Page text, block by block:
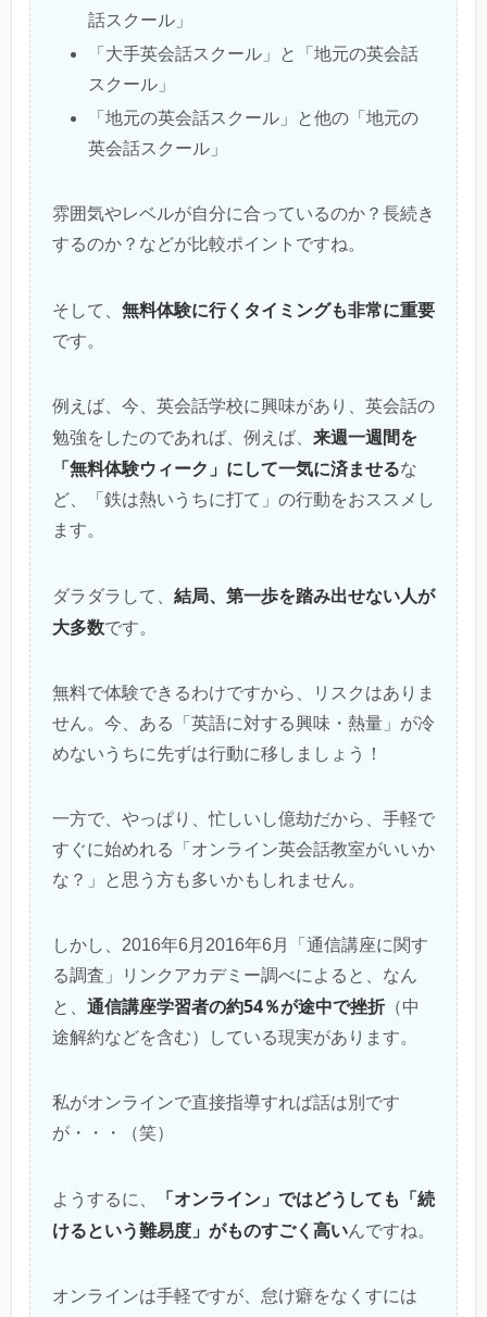
話スクール」
「大手英会話スクール」と「地元の英会話
スクール」
「地元の英会話スクール」と他の「地元の
英会話スクール」
雰囲気やレベルが自分に合っているのか？長続き
するのか？などが比較ポイントですね。
そして、 無料体験に行くタイミングも非常に重要
です。
例えば、今、英会話学校に興味があり、英会話の
勉強をしたのであれば、例えば、 来週一週間を
「無料体験ウィーク」にして一気に済ませるな
ど、「鉄は熱いうちに打て」の行動をおススメし
ます。
ダラダラして、 結局、第一歩を踏み出せない人が
大多数です。
無料で体験できるわけですから、リスクはありま
せん。今、ある「英語に対する興味・熱量」が冷
めないうちに先ずは行動に移しましょう！
一方で、やっぱり、忙しいし億劫だから、手軽で
すぐに始めれる「オンライン英会話教室がいいか
な？」と思う方も多いかもしれません。
しかし、2016年6月2016年6月「通信講座に関す
る調査」リンクアカデミー調べによると、なん
と、 通信講座学習者の約54％が途中で挫折 （中
途解約などを含む）している現実があります。
私がオンラインで直接指導すれば話は別です
が・・・（笑）
ようするに、
「オンライン」ではどうしても「続
けるという難易度」がものすごく高いんですね。
オンラインは手軽ですが、怠け癖をなくすには